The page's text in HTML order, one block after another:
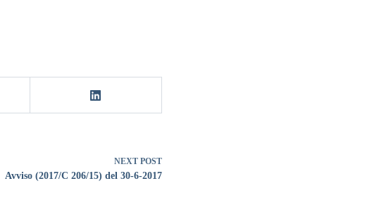
NEXT POST
Avviso (2017/C 206/15) del 30-6-2017